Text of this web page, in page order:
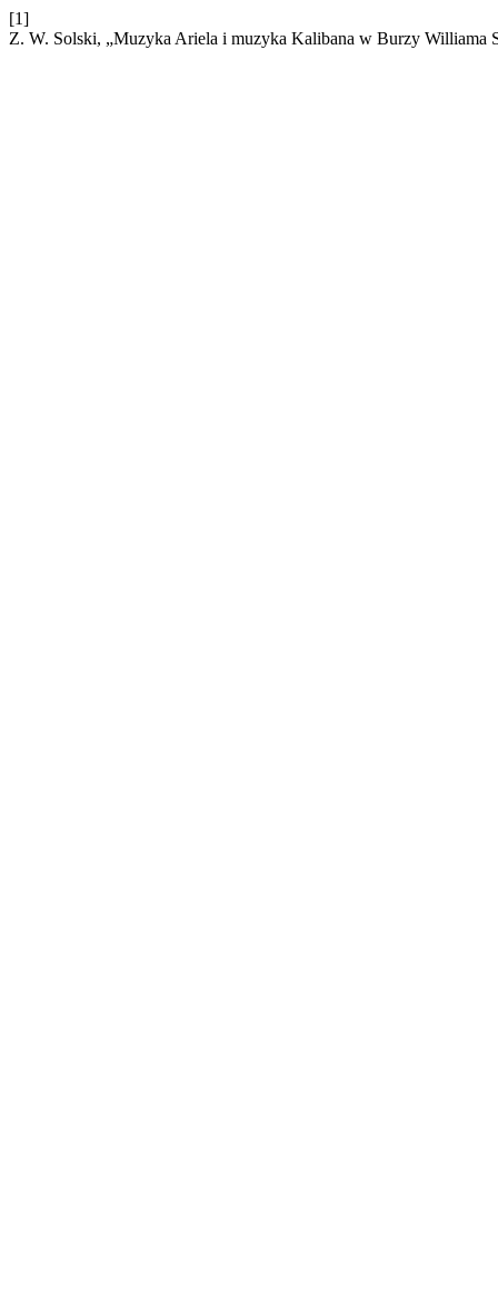
[1]
Z. W. Solski, „Muzyka Ariela i muzyka Kalibana w Burzy Williama